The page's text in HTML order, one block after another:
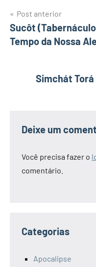
Navegação
de
Post anterior
Sucôt
Tempo da Nossa
Simchát Torá
Deixe um
Você precisa fazer o
comentário.
Categorias
Apocalipse